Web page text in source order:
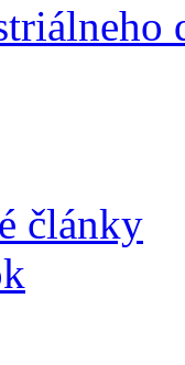
články